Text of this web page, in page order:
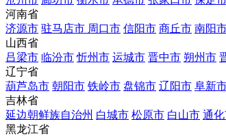
河南省
济源市 驻马店市 周口市 信阳市 商丘市 南阳
山西省
吕梁市 临汾市 忻州市 运城市 晋中市 朔州市
辽宁省
葫芦岛市 朝阳市 铁岭市 盘锦市 辽阳市 阜新
吉林省
延边朝鲜族自治州 白城市 松原市 白山市 通
黑龙江省